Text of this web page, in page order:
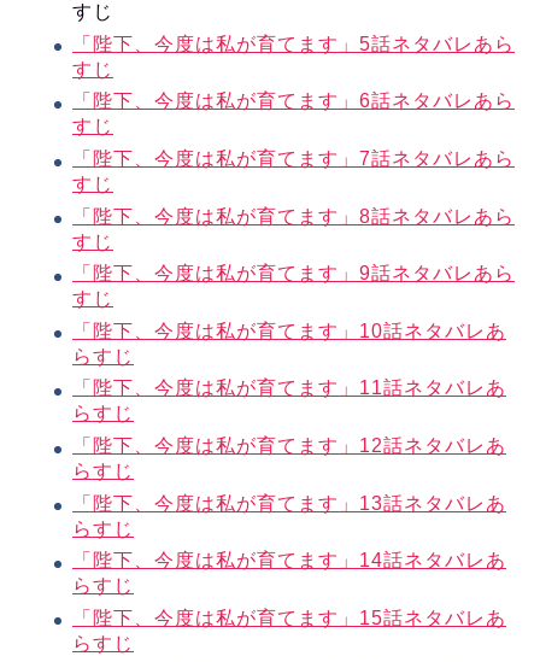
すじ
「陛下、今度は私が育てます」5話ネタバレあら
すじ
「陛下、今度は私が育てます」6話ネタバレあら
すじ
「陛下、今度は私が育てます」7話ネタバレあら
すじ
「陛下、今度は私が育てます」8話ネタバレあら
すじ
「陛下、今度は私が育てます」9話ネタバレあら
すじ
「陛下、今度は私が育てます」10話ネタバレあ
らすじ
「陛下、今度は私が育てます」11話ネタバレあ
らすじ
「陛下、今度は私が育てます」12話ネタバレあ
らすじ
「陛下、今度は私が育てます」13話ネタバレあ
らすじ
「陛下、今度は私が育てます」14話ネタバレあ
らすじ
「陛下、今度は私が育てます」15話ネタバレあ
らすじ